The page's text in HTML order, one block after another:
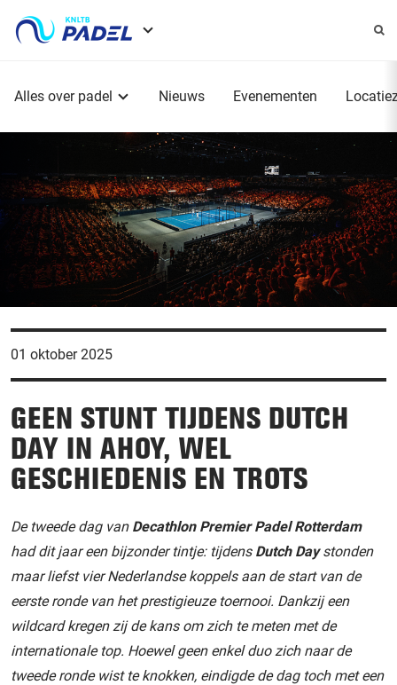
Alles over padel Nieuws Evenementen
01 oktober 2025
GEEN STUNT TIJDENS DUTCH
DAY IN AHOY, WEL
GESCHIEDENIS EN TROTS
De tweede dag van Decathlon Premier Padel Rotterdam
had dit jaar een bijzonder tintje: tijdens Dutch Daystonden
maar liefst vier Nederlandse koppels aan de start van de
eerste ronde van het prestigieuze toernooi. Dankzij een
wildcard kregen zij de kans om zich te meten met de
internationale top. Hoewel geen enkel duo zich naar de
tweede ronde wist te knokken, eindigde de dag toch met een